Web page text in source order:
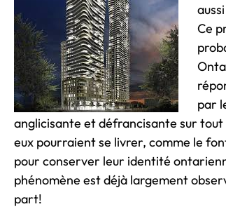
Ce
par
anglicisante et défrancisante sur tout
eux pourraient se livrer, comme le
pour conserver leur identité
phénomène est déjà largement
part!